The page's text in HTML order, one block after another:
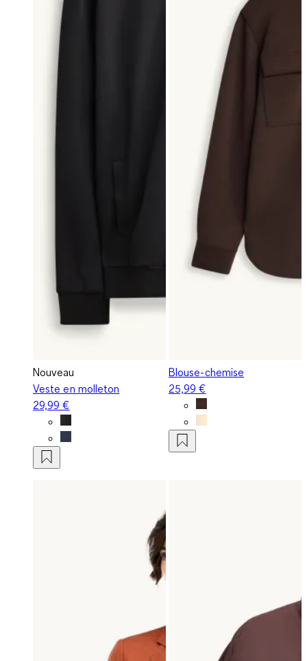
Nouveau
Veste en molleton
29,99 €
Blouse-chemise
25,99 €